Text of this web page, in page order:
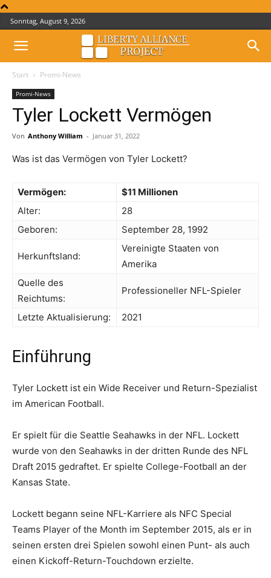
Sonntag, August 9, 2026
Start Promi-News
Promi-News
Tyler Lockett Vermögen
Von Anthony William - Januar 31, 2022
Was ist das Vermögen von Tyler Lockett?
Vermögen:
$11 Millionen
Alter:
28
Geboren:
September 28, 1992
Herkunftsland:
Vereinigte Staaten von
Amerika
Quelle des
Reichtums:
Professioneller NFL-Spieler
Letzte Aktualisierung: 2021
Einführung
Tyler Lockett ist ein Wide Receiver und Return-Spezialist
im American Football.
Er spielt für die Seattle Seahawks in der NFL. Lockett
wurde von den Seahawks in der dritten Runde des NFL
Draft 2015 gedraftet. Er spielte College-Football an der
Kansas State.
Lockett begann seine NFL-Karriere als NFC Special
Teams Player of the Month im September 2015, als er in
seinen ersten drei Spielen sowohl einen Punt- als auch
einen Kickoff-Return-Touchdown erzielte.